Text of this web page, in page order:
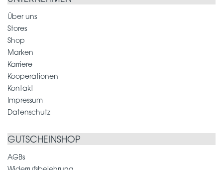
Über uns
Stores
Shop
Marken
Karriere
Kooperationen
Kontakt
Impressum
Datenschutz
GUTSCHEINSHOP
AGBs